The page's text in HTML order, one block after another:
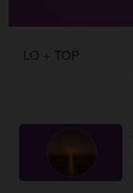
LO + TOP